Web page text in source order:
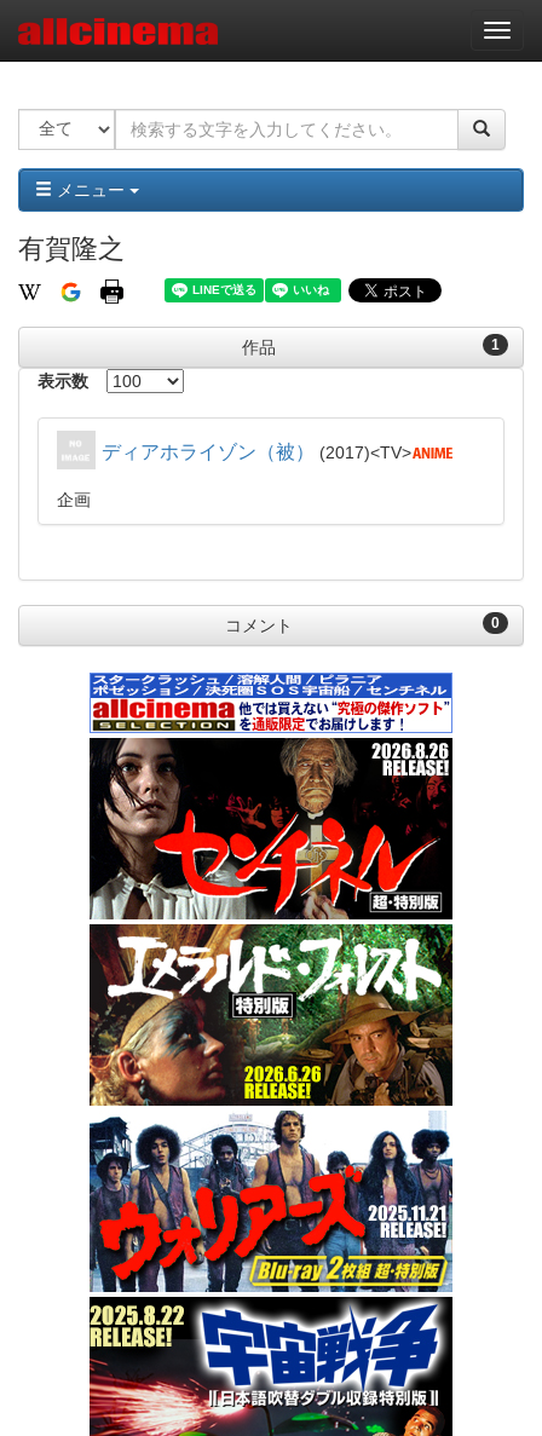
ナ
ビ
ー
ョ
ン
メニュー
有賀隆之
1
作品
表示数
ディアホライゾン（被） 2017 TV
企画
0
コメント